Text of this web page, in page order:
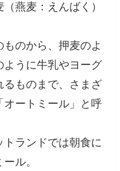
燕麦：えんばく）
のから、押麦のよ
ように牛乳やヨーグ
るものまで、さまざ
オートミール」と呼
トランドでは朝食に
ル。